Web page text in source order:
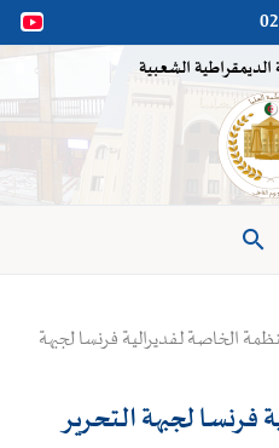
الديمقراطية الشعبية

الخاصة لفديرالية فرنسا لجبهة
فرنسا لجبهة التحرير